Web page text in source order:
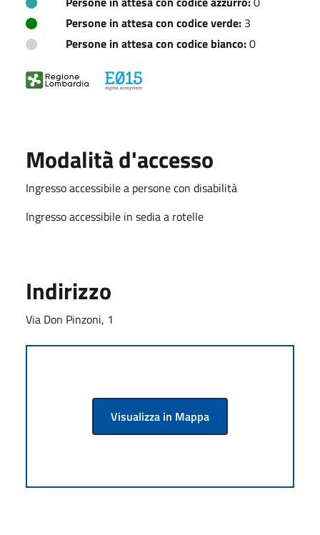
Persone in attesa con codice verde: 3
Persone in attesa con codice bianco:0
Modalità d'accesso
Ingresso accessibile a persone con disabilità
Ingresso accessibile in sedia a rotelle
Indirizzo
Via Don Pinzoni, 1
Visualizza in Mappa